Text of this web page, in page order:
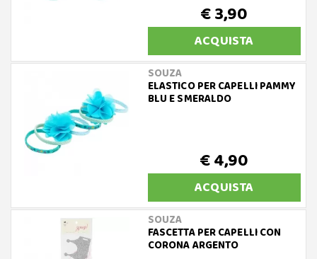
€ 3,90
ACQUISTA
SOUZA
ELASTICO PER CAPELLI PAMMY
BLU E SMERALDO
€ 4,90
ACQUISTA
SOUZA
FASCETTA PER CAPELLI CON
CORONA ARGENTO